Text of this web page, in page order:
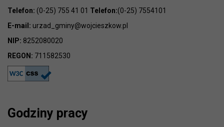
Telefon: (0-25) 755 41 01 Telefon:(0-25) 7554101
E-mail: urzad_gminy@wojcieszkow.pl
NIP: 8252080020
REGON: 711582530
Godziny pracy